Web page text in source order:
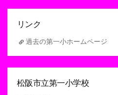
リンク
過去の第一小ホームページ
松阪市立第一小学校